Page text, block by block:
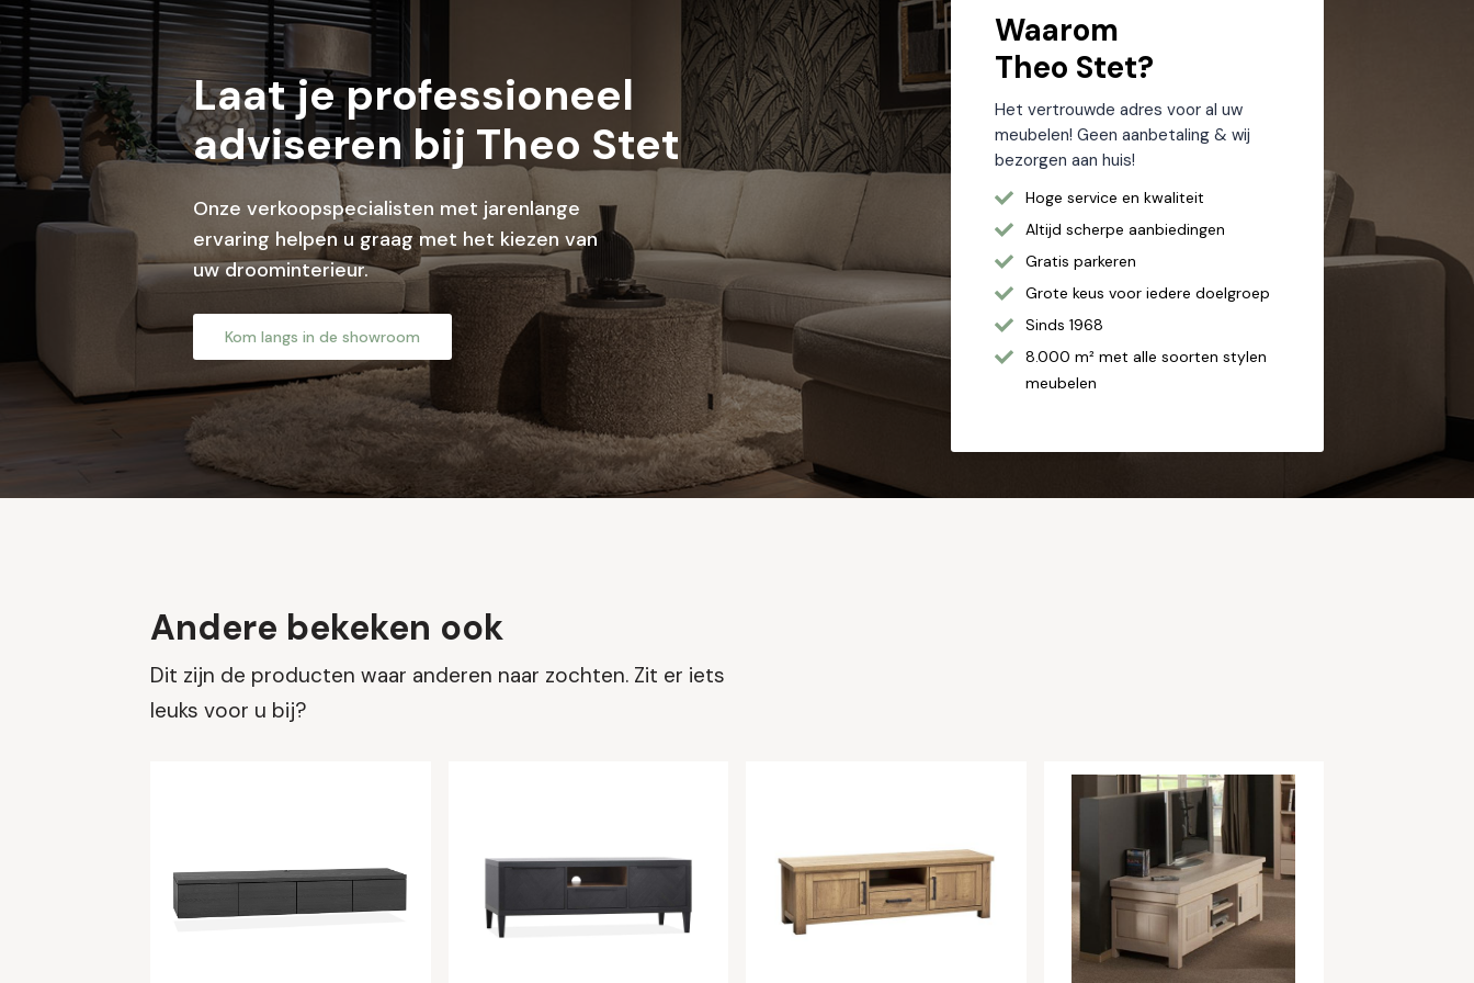
Laat je professioneel
adviseren bij Theo Stet
Onze verkoopspecialisten met jarenlange
ervaring helpen u graag met het kiezen van
uw droominterieur.
Kom langs in de showroom
Waarom
Theo Stet?
Het vertrouwde adres voor al uw
meubelen! Geen aanbetaling & wij
bezorgen aan huis!
Hoge service en kwaliteit
Altijd scherpe aanbiedingen
Gratis parkeren
Grote keus voor iedere doelgroep
Sinds 1968
8.000 m² met alle soorten stylen
meubelen
Andere bekeken ook
Dit zijn de producten waar anderen naar zochten. Zit er iets
leuks voor u bij?